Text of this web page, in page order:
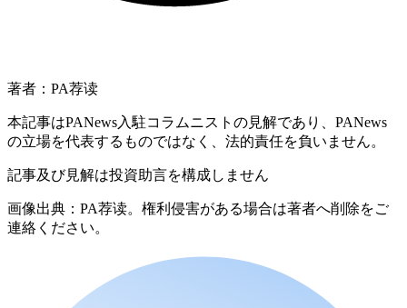
著者：PA荐读
本記事はPANews入駐コラムニストの見解であり、PANews
の立場を代表するものではなく、法的責任を負いません。
記事及び見解は投資助言を構成しません
画像出典：PA荐读。権利侵害がある場合は著者へ削除をご
連絡ください。